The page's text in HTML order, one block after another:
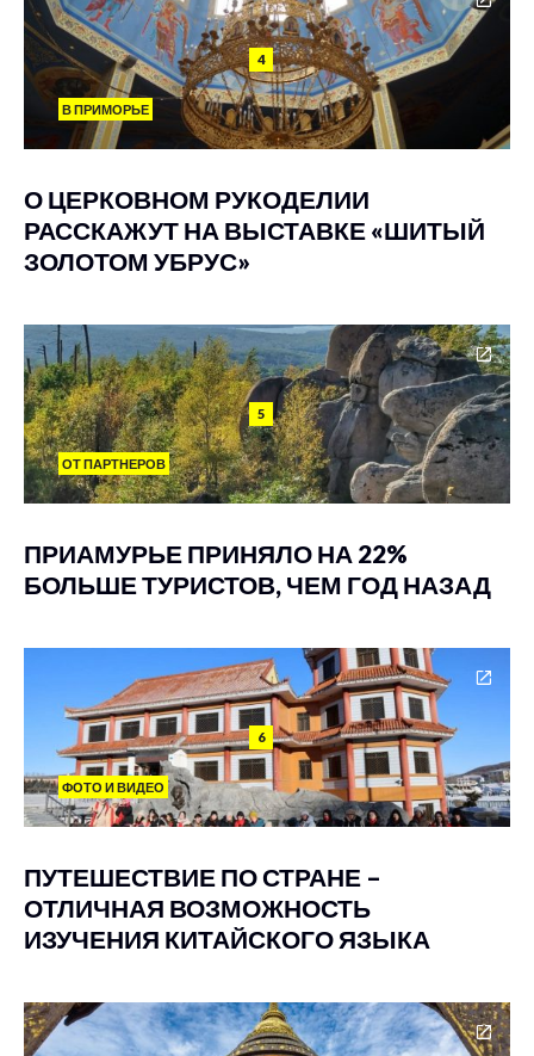
4
В ПРИМОРЬЕ
О ЦЕРКОВНОМ РУКОДЕЛИИ
РАССКАЖУТ НА ВЫСТАВКЕ «ШИТЫЙ
ЗОЛОТОМ УБРУС»
5
ОТ ПАРТНЕРОВ
ПРИАМУРЬЕ ПРИНЯЛО НА 22%
БОЛЬШЕ ТУРИСТОВ, ЧЕМ ГОД НАЗАД
6
ФОТО И ВИДЕО
ПУТЕШЕСТВИЕ ПО СТРАНЕ –
ОТЛИЧНАЯ ВОЗМОЖНОСТЬ
ИЗУЧЕНИЯ КИТАЙСКОГО ЯЗЫКА